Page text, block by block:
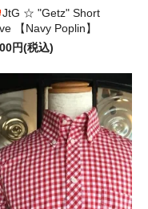
JtG ☆ "Getz" Short
【Navy Poplin】
円(税込)